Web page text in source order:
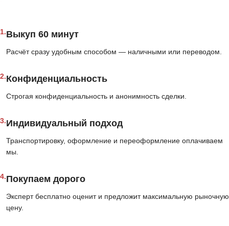
1.Выкуп 60 минут
Расчёт сразу удобным способом — наличными или переводом.
2.Конфиденциальность
Строгая конфиденциальность и анонимность сделки.
3.Индивидуальный подход
Транспортировку, оформление и переоформление оплачиваем
мы.
4.Покупаем дорого
Эксперт бесплатно оценит и предложит максимальную рыночную
цену.